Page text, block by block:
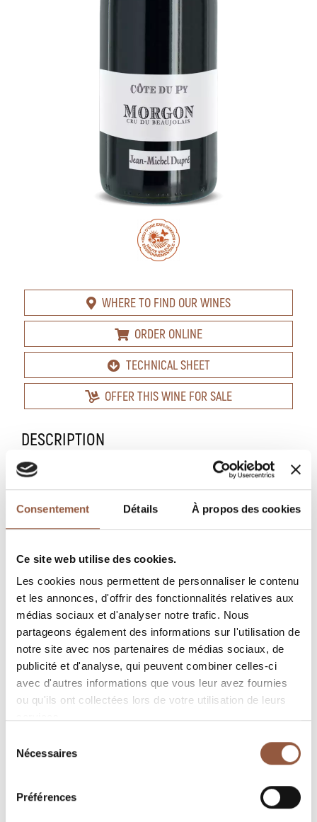
Consentement Détails À propos des cookies
Ce site web utilise des cookies.
Les cookies nous permettent de personnaliser le contenu
et les annonces, d'offrir des fonctionnalités relatives aux
médias sociaux et d'analyser notre trafic. Nous
partageons également des informations sur l'utilisation de
notre site avec nos partenaires de médias sociaux, de
publicité et d'analyse, qui peuvent combiner celles-ci
avec d'autres informations que vous leur avez fournies
ou qu'ils ont collectées lors de votre utilisation de leurs
Nécessaires
Préférences
WHERE TO FIND OUR WINES
ORDER ONLINE
TECHNICAL SHEET
OFFER THIS WINE FOR SALE
DESCRIPTION
Red
Powerful & well-structured
This cuvee is made from a vineyard parcel
situated in "Cote du Py" and bought in 2017.
CULTIVATION METHOD
A place known as ‘La Briratte’, consisting of
ancient rock alluvium, at an altitude of 220 metres
with an easterly aspect
GRAPE VARIETY
Hand-picked grapes